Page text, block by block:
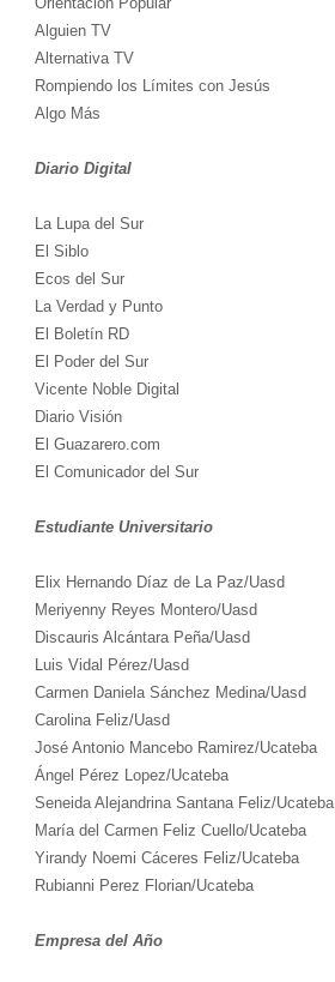
Alguien TV
Alternativa TV
Rompiendo los Límites con Jesús
Algo Más
Diario Digital
La Lupa del Sur
El Siblo
Ecos del Sur
La Verdad y Punto
El Boletín RD
El Poder del Sur
Vicente Noble Digital
Diario Visión
El Guazarero.com
El Comunicador del Sur
Estudiante Universitario
Elix Hernando Díaz de La Paz/Uasd
Meriyenny Reyes Montero/Uasd
Discauris Alcántara Peña/Uasd
Luis Vidal Pérez/Uasd
Carmen Daniela Sánchez Medina/Uasd
Carolina Feliz/Uasd
José Antonio Mancebo Ramirez/Ucateba
Ángel Pérez Lopez/Ucateba
Seneida Alejandrina Santana Feliz/Ucateba
María del Carmen Feliz Cuello/Ucateba
Yirandy Noemi Cáceres Feliz/Ucateba
Rubianni Perez Florian/Ucateba
Empresa del Año